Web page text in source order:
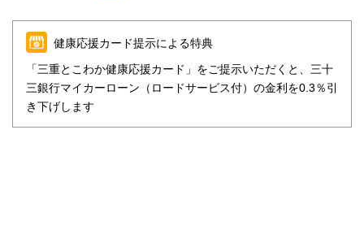
健康応援カード提示による特典
「三重とこわか健康応援カード」をご提示いただくと、三十
三銀行マイカーローン（ロードサービス付）の金利を0.3％引
き下げします